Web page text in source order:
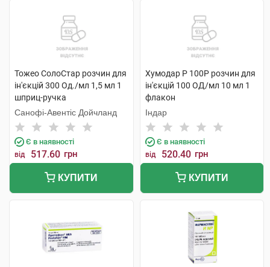
Тожео СолоСтар розчин для
ін'єкцій 300 Од./мл 1,5 мл 1
шприц-ручка
Санофі-Авентіс Дойчланд
Є в наявності
від 517.60 грн
КУПИТИ
Хумодар Р 100Р розчин для
ін'єкцій 100 ОД/мл 10 мл 1
флакон
Індар
Є в наявності
від 520.40 грн
КУПИТИ